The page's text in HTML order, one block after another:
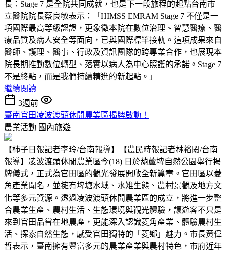
長：Stage 7 是全院共同成就，也是下一段旅程的起點台南市
立醫院院長蔡良敏表示：「HIMSS EMRAM Stage 7 不僅是一
項國際最高等級認證，更象徵本院在數位治理、智慧醫療、醫
療品質及病人安全等面向，已與國際標竿接軌。這項成果來自
醫師、護理、醫事、行政及資訊團隊的跨專業合作，也展現本
院長期推動數位轉型、落實以病人為中心照護的承諾。Stage 7
不是終點，而是我們持續精進的新起點。」
繼續閱讀
3週前
臺南官田凌波渡頭休閒農業區揭牌啟動！
農業活動 國內旅遊
【柿子日報記者李玲/台南報導】【農民時報記者林裕閎/台南
報導】凌波渡頭休閒農業區今(18) 日於葫蘆埤自然公園舉行揭
牌儀式，正式為官田區的觀光發展開啟全新篇章。官田區以菱
角產業聞名，並擁有埤塘水域、水雉生態、農村景觀及地方文
化等多元資源。透過凌波渡頭休閒農業區的成立，將進一步整
合農業生產、農村生活、生態環境與觀光體驗，讓遊客不只是
來到官田品嘗在地農產，更能深入認識菱角產業、體驗農村生
活、探索自然生態，感受官田獨特的「菱鄉」魅力。市長黃偉
哲表示，臺南擁有豐富多元的農業產業與農村特色，市府近年